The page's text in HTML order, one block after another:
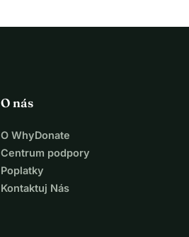
O nás
O WhyDonate
Centrum podpory
Poplatky
Kontaktuj Nás